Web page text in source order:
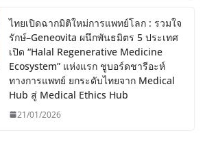
ไทยเปิดฉากมิติใหม่การแพทย์โลก : รวมใจ
รักษ์–Geneovita ผนึกพันธมิตร 5 ประเทศ
เปิด “Halal Regenerative Medicine
Ecosystem” แห่งแรก ชูบอร์ดชารีอะห์
ทางการแพทย์ ยกระดับไทยจาก Medical
Hub สู่ Medical Ethics Hub
21/01/2026